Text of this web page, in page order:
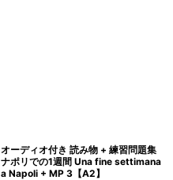
オーディオ付き 読み物 + 練習問題集
ナポリでの1週間 Una fine settimana
a Napoli + MP 3【A2】